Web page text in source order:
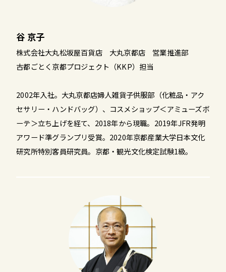
谷 京子
株式会社大丸松坂屋百貨店 大丸京都店 営業推進部
古都ごとく京都プロジェクト（KKP）担当
2002年入社。大丸京都店婦人雑貨子供服部（化粧品・アク
セサリー・ハンドバッグ）、コスメショップ＜アミューズボ
ーテ＞立ち上げを経て、2018年から現職。2019年JFR発明
アワード準グランプリ受賞。2020年京都産業大学日本文化
研究所特別客員研究員。京都・観光文化検定試験1級。